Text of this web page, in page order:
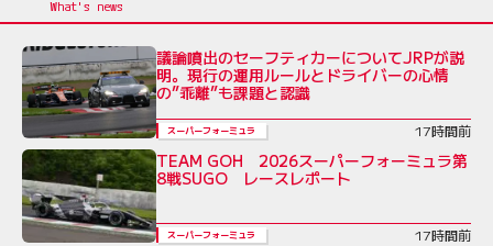
議論噴出のセーフティカーについてJRPが説
明。現行の運用ルールとドライバーの心情
の”乖離”も課題と認識
スーパーフォーミュラ 17時間前
TEAM GOH 2026スーパーフォーミュラ第
8戦SUGO レースレポート
スーパーフォーミュラ 17時間前